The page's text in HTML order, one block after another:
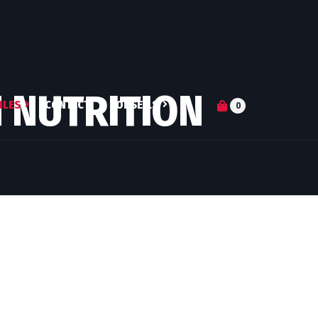
CONTACT CONSEILS 0
NUTRITION